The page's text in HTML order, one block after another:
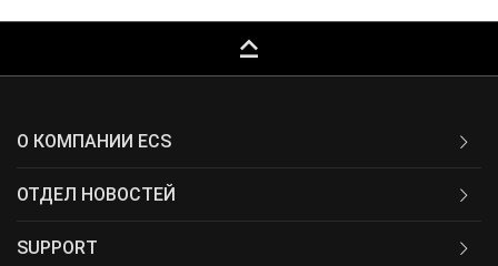
keyboard_capslock
О КОМПАНИИ ECS
ОТДЕЛ НОВОСТЕЙ
SUPPORT